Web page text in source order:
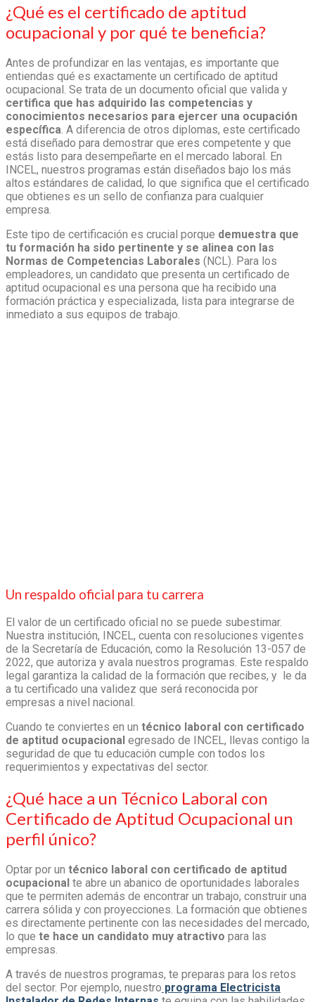
¿Qué es el certificado de aptitud
ocupacional y por qué te beneficia?
Antes de profundizar en las ventajas, es importante que
entiendas qué es exactamente un certificado de aptitud
ocupacional. Se trata de un documento oficial que valida y
certifica que has adquirido las competencias y
conocimientos necesarios para ejercer una ocupación
específica . A diferencia de otros diplomas, este certificado
está diseñado para demostrar que eres competente y que
estás listo para desempeñarte en el mercado laboral. En
INCEL, nuestros programas están diseñados bajo los más
altos estándares de calidad, lo que significa que el certificado
que obtienes es un sello de confianza para cualquier
empresa.
Este tipo de certificación es crucial porque demuestra que
tu formación ha sido pertinente y se alinea con las
Normas de Competencias Laborales (NCL). Para los
empleadores, un candidato que presenta un certificado de
aptitud ocupacional es una persona que ha recibido una
formación práctica y especializada, lista para integrarse de
inmediato a sus equipos de trabajo.
Un respaldo oficial para tu carrera
El valor de un certificado oficial no se puede subestimar.
Nuestra institución, INCEL, cuenta con resoluciones vigentes
de la Secretaría de Educación, como la Resolución 13-057 de
2022, que autoriza y avala nuestros programas. Este respaldo
legal garantiza la calidad de la formación que recibes, y le da
a tu certificado una validez que será reconocida por
empresas a nivel nacional.
Cuando te conviertes en un técnico laboral con certificado
de aptitud ocupacional egresado de INCEL, llevas contigo la
seguridad de que tu educación cumple con todos los
requerimientos y expectativas del sector.
¿Qué hace a un Técnico Laboral con
Certificado de Aptitud Ocupacional un
perfil único?
Optar por un técnico laboral con certificado de aptitud
ocupacional te abre un abanico de oportunidades laborales
que te permiten además de encontrar un trabajo, construir una
carrera sólida y con proyecciones. La formación que obtienes
es directamente pertinente con las necesidades del mercado,
lo que te hace un candidato muy atractivo para las
empresas.
A través de nuestros programas, te preparas para los retos
del sector. Por ejemplo, nuestro programa Electricista